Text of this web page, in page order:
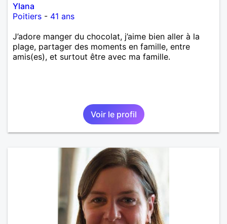
Ylana
Poitiers - 41 ans
J’adore manger du chocolat, j’aime bien aller à la
plage, partager des moments en famille, entre
amis(es), et surtout être avec ma famille.
Voir le profil